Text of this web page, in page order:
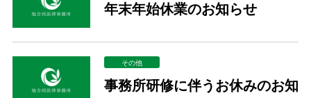
年末年始休業のお知らせ
その他
事務所研修に伴うお休みのお知